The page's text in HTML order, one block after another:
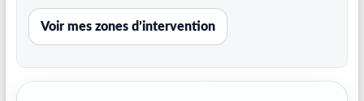
Voir mes zones d’intervention